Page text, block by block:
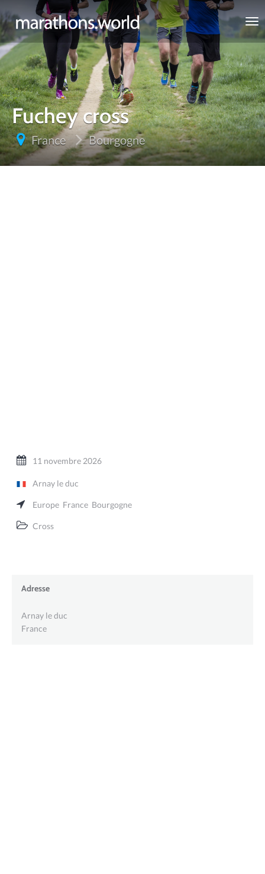
marathons.world
Fuchey cross
France Bourgogne
11 novembre 2026
Arnay le duc
Europe France Bourgogne
Cross
Adresse
Arnay le duc
France